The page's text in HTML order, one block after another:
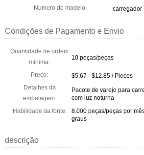
Número do modelo:
carregador
Condições de Pagamento e Envio
Quantidade de ordem
mínima:
10 peças/peças
Preço:
$5.67 - $12.85 / Pieces
Detalhes da
embalagem:
Pacote de varejo para
com luz noturna
Habilidade da fonte:
8.000 peças/peças por
​​graus
descrição